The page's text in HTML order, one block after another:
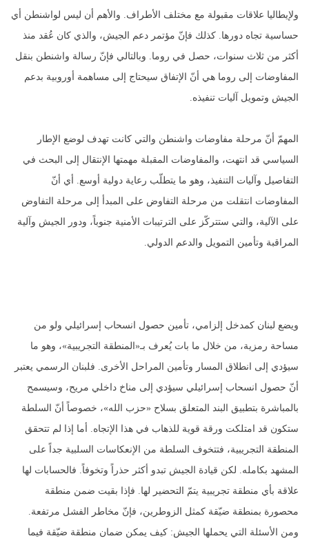
ولإيطاليا علاقات مقبولة مع مختلف الأطراف. والأهم أن ليس لواشنطن أي
حساسية تجاه دورها. كذلك فإنّ مؤتمر دعم الجيش، والذي كان عُقد منذ
أكثر من ثلاث سنوات، حصل في روما. وبالتالي فإنّ رسالة واشنطن بنقل
المفاوضات إلى روما هي أنّ الإتفاق سيحتاج إلى مساهمة أوروبية بدعم
الجيش وتمويل آليات تنفيذه.
المهمّ أنّ مرحلة مفاوضات واشنطن والتي كانت تهدف لوضع الإطار
السياسي قد انتهت، والمفاوضات المقبلة مهمتها الإنتقال إلى البحث في
التفاصيل وآليات التنفيذ، وهو ما يتطلّب رعاية دولية أوسع. أي أنّ
المفاوضات انتقلت من مرحلة التفاوض على المبدأ إلى مرحلة التفاوض
على الآلية، والتي ستتركّز على الترتيبات الأمنية جنوباً، ودور الجيش وآلية
المراقبة وتأمين التمويل والدعم الدولي.
ويضع لبنان كمدخل إلزامي، تأمين حصول انسحاب إسرائيلي ولو من
مساحة رمزية، من خلال ما بات يُعرف بـ«المنطقة التجريبية»، وهو ما
سيؤدي إلى انطلاق المسار وتأمين المراحل الأخرى. فلبنان الرسمي يعتبر
أنّ حصول انسحاب إسرائيلي سيؤدي إلى مناخ داخلي مريح، وسيسمح
بالمباشرة بتطبيق البند المتعلق بسلاح «حزب الله»، خصوصاً أنّ السلطة
ستكون قد امتلكت ورقة قوية للذهاب في هذا الإتجاه. أما إذا لم تتحقق
المنطقة التجريبية، فتتخوف السلطة من الإنعكاسات السلبية جداً على
المشهد بكامله. لكن قيادة الجيش تبدو أكثر حذراً وتخوفاً. فالحسابات لها
علاقة بأي منطقة تجريبية يتمّ التحضير لها. فإذا بقيت ضمن منطقة
محصورة بمنطقة ضيّقة كمثل الزوطرين، فإنّ مخاطر الفشل مرتفعة.
ومن الأسئلة التي يحملها الجيش: كيف يمكن ضمان منطقة ضيّقة فيما